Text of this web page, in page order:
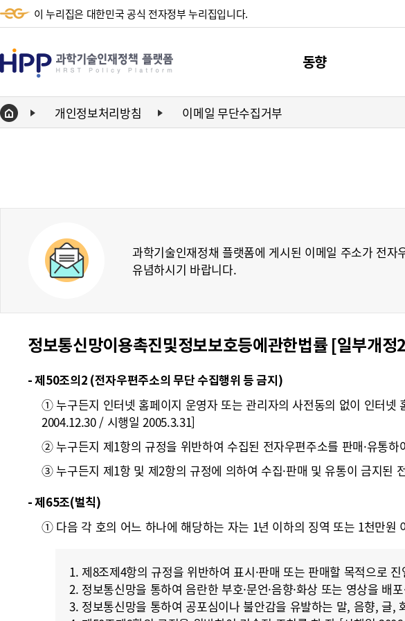
이 누리집은 대한민국 공식 전자정부 누리집입니다.
HPP
학
기
재
HRST
Policy
Platform
동향
단신동향
Home 개인정보처리방침 이메일 무단수집거부
과학기술인재정채 플랫폼에 게시된 이메일 주소가 전
유념하시기 바랍니다.
정보통신망이용촉진및정보보호등에관한법률 [일부개
- 제50조의2 (전자우편주소의 무단 수집행위 등 금지)
① 누구든지 인터넷 홈페이지 운영자 또는 관리자의 사전동의 없이 인터넷
2004.12.30 / 시행일 2005.3.31]
② 누구든지 제1항의 규정을 위반하여 수집된 전자우편주소를 판매·유통하
③ 누구든지 제1항 및 제2항의 규정에 의하여 수집·판매 및 유통이 금지된
- 제65조(벌칙)
① 다음 각 호의 어느 하나에 해당하는 자는 1년 이하의 징역 또는 1천만
1. 제8조제4항의 규정을 위반하여 표시·판매 또는 판매할 목적으로
2. 정보통신망을 통하여 음란한 부호·문언·음향·화상 또는 영상을 배
3. 정보통신망을 통하여 공포심이나 불안감을 유발하는 말, 음향, 글